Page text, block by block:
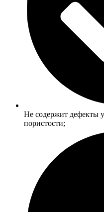
Не содержит дефекты
пористости;